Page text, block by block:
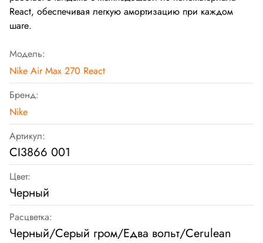
React, обеспечивая легкую амортизацию при каждом
шаге.
Модель:
Nike Air Max 270 React
Бренд:
Nike
Артикул:
CI3866 001
Цвет:
Черный
Расцветка:
Черный/Серый гром/Едва вольт/Cerulean